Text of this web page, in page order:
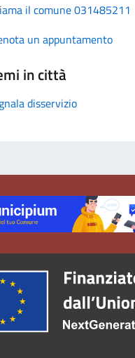
il comune 031485211
un appuntamento
in città
disservizio